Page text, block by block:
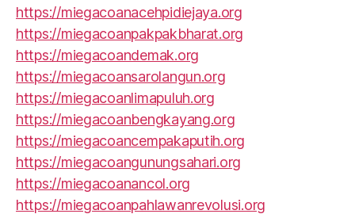
https://miegacoanacehpidiejaya.org
https://miegacoanpakpakbharat.org
https://miegacoandemak.org
https://miegacoansarolangun.org
https://miegacoanlimapuluh.org
https://miegacoanbengkayang.org
https://miegacoancempakaputih.org
https://miegacoangunungsahari.org
https://miegacoanancol.org
https://miegacoanpahlawanrevolusi.org